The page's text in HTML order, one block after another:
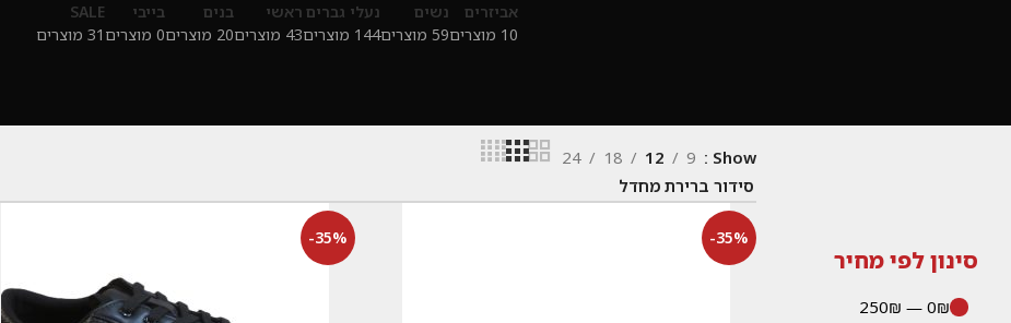
אביזרים
10 מוצרים
נשים
59 מוצרים
נעלי גברים
144 מוצרים
ראשי
43 מוצרים
בנים
20 מוצרים
בייבי
0 מוצרים
SALE
31 מוצרים
סינון לפי מחיר
0₪ — 250₪
Show
9
12
18
24
-35%
-35%